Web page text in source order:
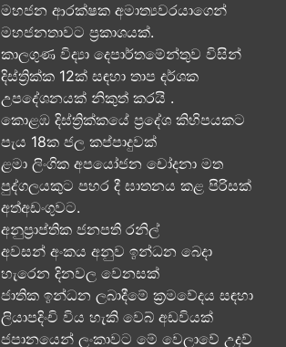
මහජන ආරක්ෂක අමාත්‍යවරයාගෙන්
මහජනතාවට ප්‍රකාශයක්.
කාලගුණ විද්‍යා දෙපාර්තමේන්තුව විසින්
දිස්ත්‍රික්ක 12ක් සඳහා තාප දර්ශක
උපදේශනයක් නිකුත් කරයි .
කොළඹ දිස්ත්‍රික්කයේ ප්‍රදේශ කිහිපයකට
පැය 18ක ජල කප්පාදුවක්
ළමා ලිංගික අපයෝජන චෝදනා මත
පුද්ගලයකුට පහර දී ඝාතනය කළ පිරිසක්
අත්අඩංගුවට.
අනුප්‍රාප්තික ජනපති රනිල්
අවසන් අංකය අනුව ඉන්ධන බෙදා
හැරෙන දිනවල වෙනසක්
ජාතික ඉන්ධන ලබාදීමේ ක්‍රමවේදය සඳහා
ලියාපදිංචි විය හැකි වෙබ් අඩවියක්
ජපානයෙන් ලංකාවට මේ වෙලාවේ උදව්